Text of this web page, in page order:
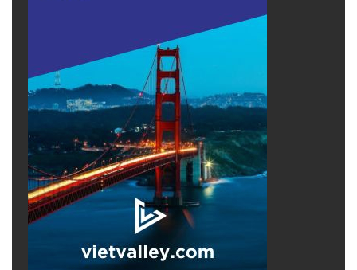
Chúc Mừng Năm Mới 2026 đến toàn thể quý
vị và các bạn.
Nam Lộc
advertisement